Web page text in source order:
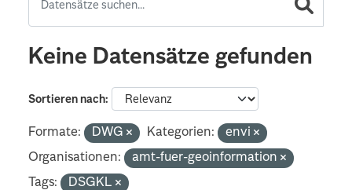
Keine Datensätze gefunden
Sortieren nach
Formate: DWG Kategorien:
envi
Organisationen:
amt-fuer-geoinformation
Tags:
DSGKL